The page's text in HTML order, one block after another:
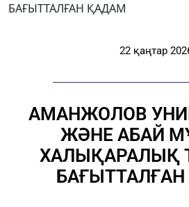
БАҒЫТТАЛҒАН ҚАДАМ
22 қаңтар
АМАНЖОЛОВ
ЖӘНЕ АБАЙ
ХАЛЫҚАРАЛЫҚ